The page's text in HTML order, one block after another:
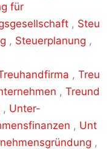
für
, Steu
, Steuerplanung ,
,Treu
,Treund
, Unter-
, Unt
,